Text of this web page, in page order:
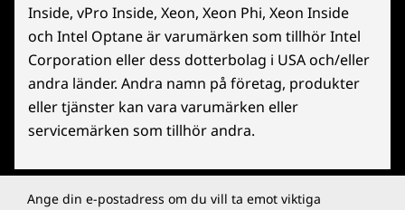
Inside, vPro Inside, Xeon, Xeon Phi, Xeon Inside
och Intel Optane är varumärken som tillhör Intel
Corporation eller dess dotterbolag i USA och/eller
andra länder. Andra namn på företag, produkter
eller tjänster kan vara varumärken eller
servicemärken som tillhör andra.
Ange din e-postadress om du vill ta emot viktiga